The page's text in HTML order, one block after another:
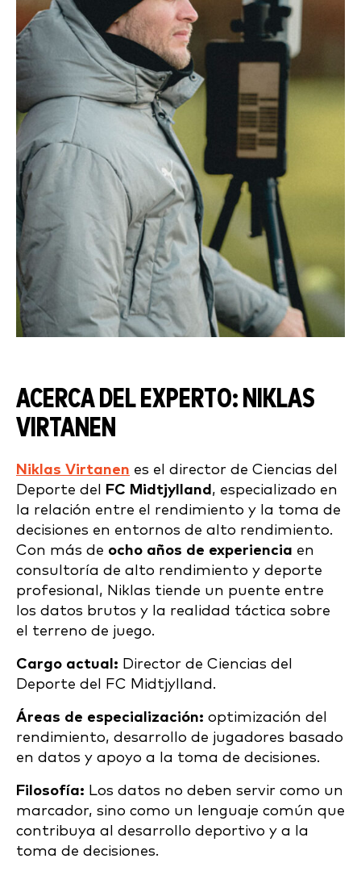
ACERCA DEL EXPERTO: NIKLAS
VIRTANEN
Niklas Virtanen es el director de Ciencias del
Deporte del
FC Midtjylland , especializado en
la relación entre el rendimiento y la toma de
decisiones en entornos de alto rendimiento.
Con más de ocho años de experiencia en
consultoría de alto rendimiento y deporte
profesional, Niklas tiende un puente entre
los datos brutos y la realidad táctica sobre
el terreno de juego.
Cargo actual: Director de Ciencias del
Deporte del FC Midtjylland.
Áreas de especialización: optimización del
rendimiento, desarrollo de jugadores basado
en datos y apoyo a la toma de decisiones.
Filosofía: Los datos no deben servir como un
marcador, sino como un lenguaje común que
contribuya al desarrollo deportivo y a la
toma de decisiones.